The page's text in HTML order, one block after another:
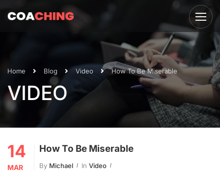
Home Blog Video How To Be Miserable
VIDEO
14
MAR
How To Be Miserable
By Michael In Video